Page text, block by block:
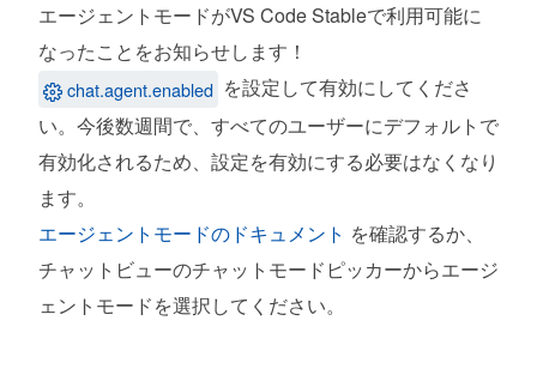
ソースコントロール
リファレンスピッカーの改善
リポジトリステータスバーアイテム
Git blameエディタ装飾の改善
ターミナル
エージェントモードの信頼性
エージェントモードがVS Code Stableで利用可能に
なったことをお知らせします！
chat.agent.enabled を設定して有効にしてくださ
い。今後数週間で、すべてのユーザーにデフォルトで
有効化されるため、設定を有効にする必要はなくなり
ます。
エージェントモードのドキュメント を確認するか、
チャットビューのチャットモードピッカーからエージ
ェントモードを選択してください。